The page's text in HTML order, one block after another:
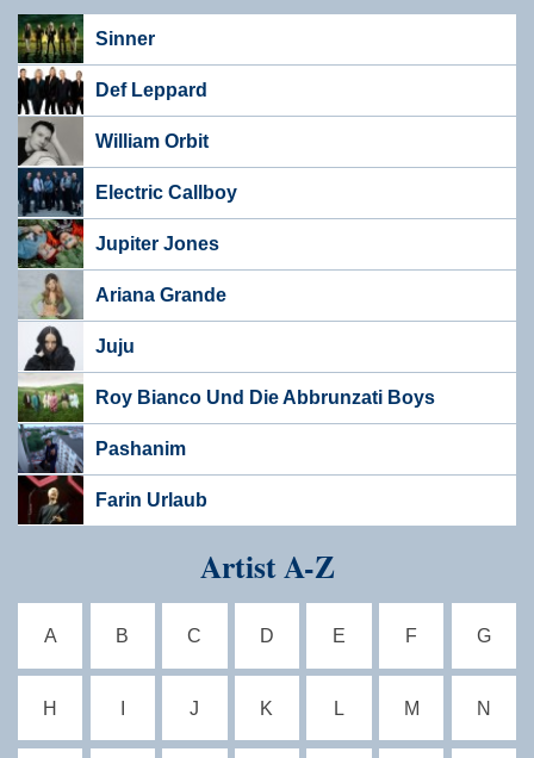
Sinner
Def Leppard
William Orbit
Electric Callboy
Jupiter Jones
Ariana Grande
Juju
Roy Bianco Und Die Abbrunzati Boys
Pashanim
Farin Urlaub
Artist A-Z
A B C D E F G
H J K L M N